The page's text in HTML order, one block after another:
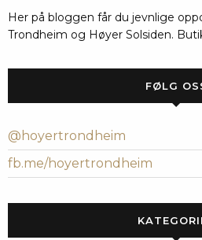
Her på bloggen får du jevnlige
Trondheim og Høyer Solsiden.
FØLG
@hoyertrondheim
fb.me/hoyertrondheim